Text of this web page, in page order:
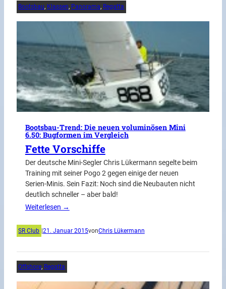
Bootsbau, Klassen, Panorama, Regatta
Bootsbau-Trend: Die neuen voluminösen Mini
6.50: Bugformen im Vergleich
Fette Vorschiffe
Der deutsche Mini-Segler Chris Lükermann segelte beim
Training mit seiner Pogo 2 gegen einige der neuen
Serien-Minis. Sein Fazit: Noch sind die Neubauten nicht
deutlich schneller – aber bald!
Weiterlesen →
SR Club |21. Januar 2015vonChris Lükermann
Offshore, Regatta